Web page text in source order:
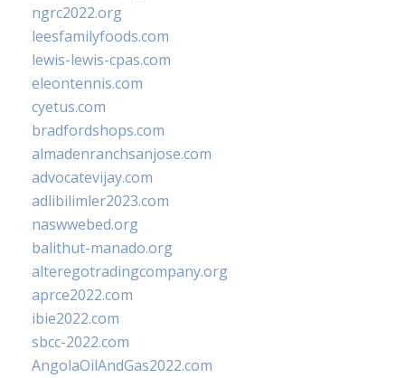
ngrc2022.org
leesfamilyfoods.com
lewis-lewis-cpas.com
eleontennis.com
cyetus.com
bradfordshops.com
almadenranchsanjose.com
advocatevijay.com
adlibilimler2023.com
naswwebed.org
balithut-manado.org
alteregotradingcompany.org
aprce2022.com
ibie2022.com
sbcc-2022.com
AngolaOilAndGas2022.com